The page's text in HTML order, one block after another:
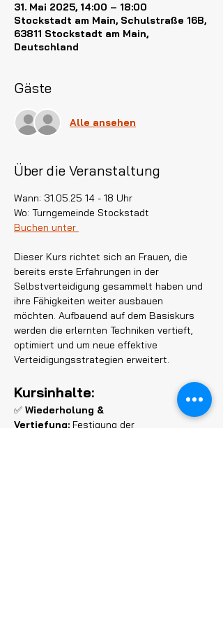
31. Mai 2025, 14:00 – 18:00
Stockstadt am Main, Schulstraße 16B,
63811 Stockstadt am Main,
Deutschland
Gäste
Alle ansehen
Über die Veranstaltung
Wann: 31.05.25 14 - 18 Uhr
Wo: Turngemeinde Stockstadt
Buchen unter
Dieser Kurs richtet sich an Frauen, die
bereits erste Erfahrungen in der
Selbstverteidigung gesammelt haben und
ihre Fähigkeiten weiter ausbauen
möchten. Aufbauend auf dem Basiskurs
werden die erlernten Techniken vertieft,
optimiert und um neue effektive
Verteidigungsstrategien erweitert.
Kursinhalte:
✅ Wiederholung &
Vertiefung: Festigung der